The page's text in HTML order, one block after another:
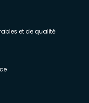
et de qualité